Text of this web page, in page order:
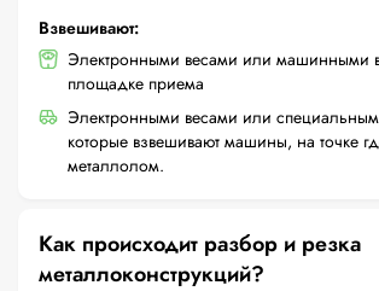
Взвешивают:
Электронными весами или машинными
площадке приема
Электронными весами или
которые взвешивают машины, на точке
металлолом.
Как происходит разбор и резка
металлоконструкций?